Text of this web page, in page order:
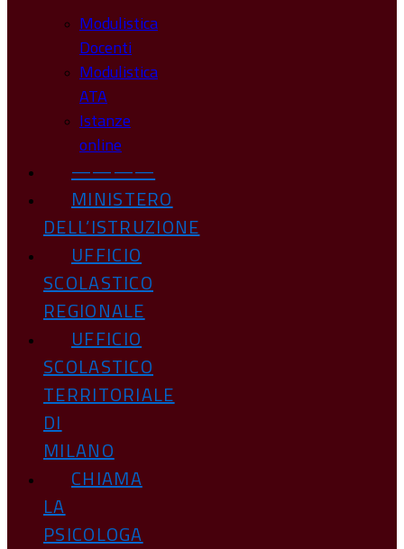
Modulistica
Docenti
Modulistica
ATA
Istanze
online
————
MINISTERO
DELL’ISTRUZIONE
UFFICIO
SCOLASTICO
REGIONALE
UFFICIO
SCOLASTICO
TERRITORIALE
DI
MILANO
CHIAMA
LA
PSICOLOGA